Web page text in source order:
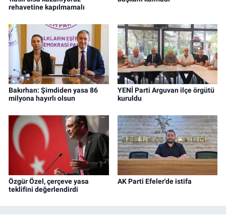
rehavetine kapılmamalı
Bakırhan: Şimdiden yasa 86
milyona hayırlı olsun
YENİ Parti Arguvan ilçe örgütü
kuruldu
Özgür Özel, çerçeve yasa
teklifini değerlendirdi
AK Parti Efeler'de istifa